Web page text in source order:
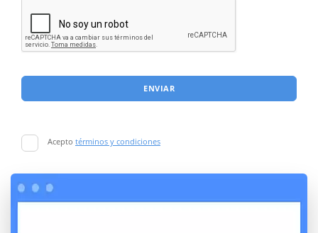
ENVIAR
Acepto términos y condiciones